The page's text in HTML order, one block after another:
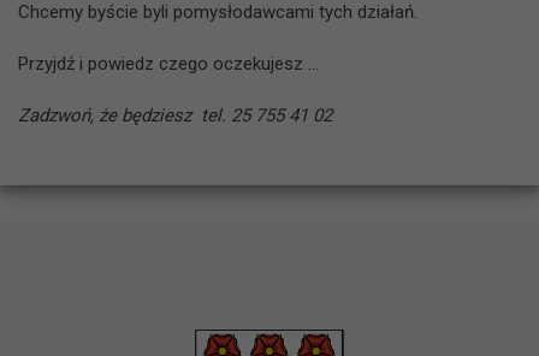
Chcemy byście byli pomysłodawcami tych działań.
Przyjdź i powiedz czego oczekujesz …
Zadzwoń, że będziesz tel. 25 755 41 02